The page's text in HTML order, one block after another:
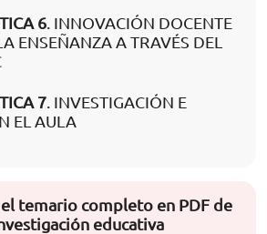
6. INNOVACIÓN DOCENTE
ENSEÑANZA A TRAVÉS DEL
7. INVESTIGACIÓN E
EL AULA
temario completo en PDF de
educativa